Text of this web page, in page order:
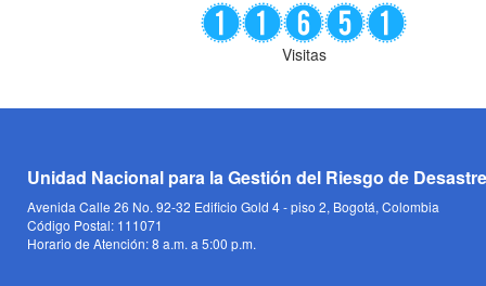
Visitas
Unidad Nacional para la Gestión del Riesgo de
Avenida Calle 26 No. 92-32 Edificio Gold 4 - piso 2, Bogotá, Colombia
Código Postal: 111071
Horario de Atención: 8 a.m. a 5:00 p.m.